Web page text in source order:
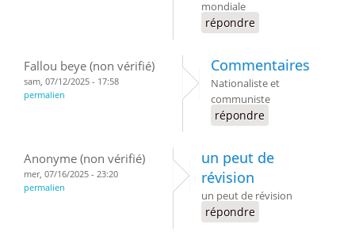
mondiale
répondre
Fallou beye (non vérifié)
sam, 07/12/2025 - 17:58
permalien
Commentaires
Nationaliste et
communiste
répondre
Anonyme (non vérifié)
mer, 07/16/2025 - 23:20
permalien
un peut de
révision
un peut de révision
répondre